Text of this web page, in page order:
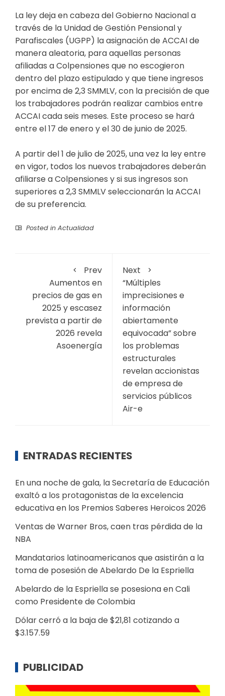
La ley deja en cabeza del Gobierno Nacional a
través de la Unidad de Gestión Pensional y
Parafiscales (UGPP) la asignación de ACCAI de
manera aleatoria, para aquellas personas
afiliadas a Colpensiones que no escogieron
dentro del plazo estipulado y que tiene ingresos
por encima de 2,3 SMMLV, con la precisión de que
los trabajadores podrán realizar cambios entre
ACCAI cada seis meses. Este proceso se hará
entre el 17 de enero y el 30 de junio de 2025.
A partir del 1 de julio de 2025, una vez la ley entre
en vigor, todos los nuevos trabajadores deberán
afiliarse a Colpensiones y si sus ingresos son
superiores a 2,3 SMMLV seleccionarán la ACCAI
de su preferencia.
Posted in Actualidad
Prev
Aumentos en
precios de gas en
2025 y escasez
prevista a partir de
2026 revela
Asoenergía
Next
“Múltiples
imprecisiones e
información
abiertamente
equivocada” sobre
los problemas
estructurales
revelan accionistas
de empresa de
servicios públicos
Air-e
ENTRADAS RECIENTES
En una noche de gala, la Secretaría de Educación
exaltó a los protagonistas de la excelencia
educativa en los Premios Saberes Heroicos 2026
Ventas de Warner Bros, caen tras pérdida de la
NBA
Mandatarios latinoamericanos que asistirán a la
toma de posesión de Abelardo De la Espriella
Abelardo de la Espriella se posesiona en Cali
como Presidente de Colombia
Dólar cerró a la baja de $21,81 cotizando a
$3.157.59
PUBLICIDAD